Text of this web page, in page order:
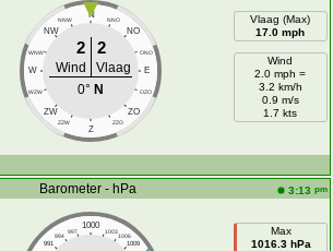
N
NNW NNO
NW NO
WNW ONO
W E
WZW OZO
ZW ZO
ZZW ZZO
Z
2 2
Wind
Vlaag
0° N
Vlaag (Max)
17.0 mph
Wind
2.0 mph =
3.2 km/h
0.9 m/s
1.7 kts
Barometer - hPa 3:13 pm
1000
997 1003
994
1006
991
1009
Max
1016.3 hPa